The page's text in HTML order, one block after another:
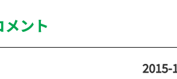
ント
2015-